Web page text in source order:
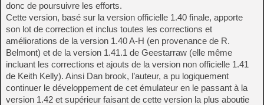
donc de poursuivre les efforts.
Cette version, basé sur la version officielle 1.40 finale, apporte
son lot de correction et inclus toutes les corrections et
améliorations de la version 1.40 A-H (en provenance de R.
Belmont) et de la version 1.41.1 de Geestarraw (elle même
incluant les corrections et ajouts de la version non officielle 1.41
de Keith Kelly). Ainsi Dan brook, l’auteur, a pu logiquement
continuer le développement de cet émulateur en le passant à la
version 1.42 et supérieur faisant de cette version la plus aboutie